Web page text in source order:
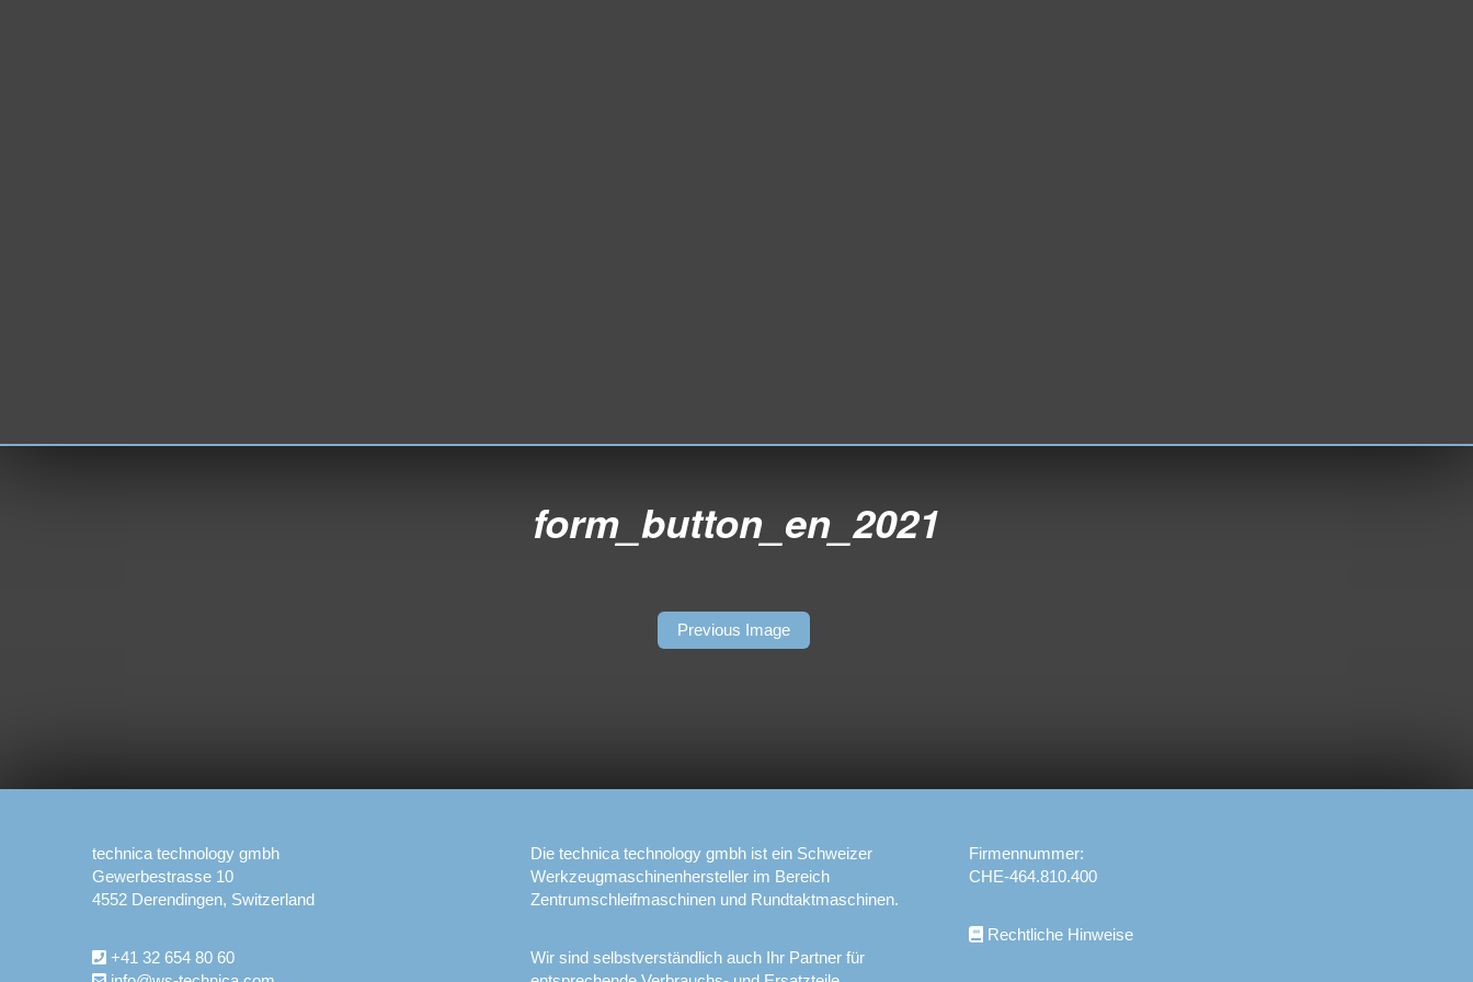
form_button_en_2021
Previous Image
technica technology gmbh
Gewerbestrasse 10
4552 Derendingen, Switzerland
+41 32 654 80 60
Die technica technology gmbh ist ein Schweizer
Werkzeugmaschinenhersteller im Bereich
Zentrumschleifmaschinen und Rundtaktmaschinen.
Wir sind selbstverständlich auch Ihr Partner für
Firmennummer:
CHE-464.810.400
Rechtliche Hinweise